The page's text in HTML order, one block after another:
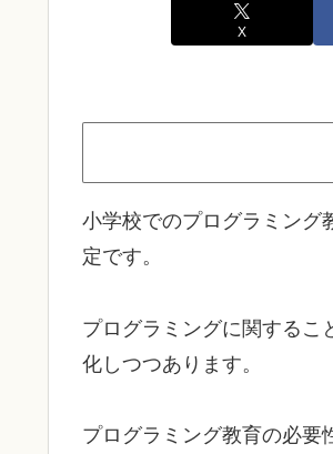
X
小学校でのプログラミング
定です。
プログラミングに関するこ
化しつつあります。
プログラミング教育の必要